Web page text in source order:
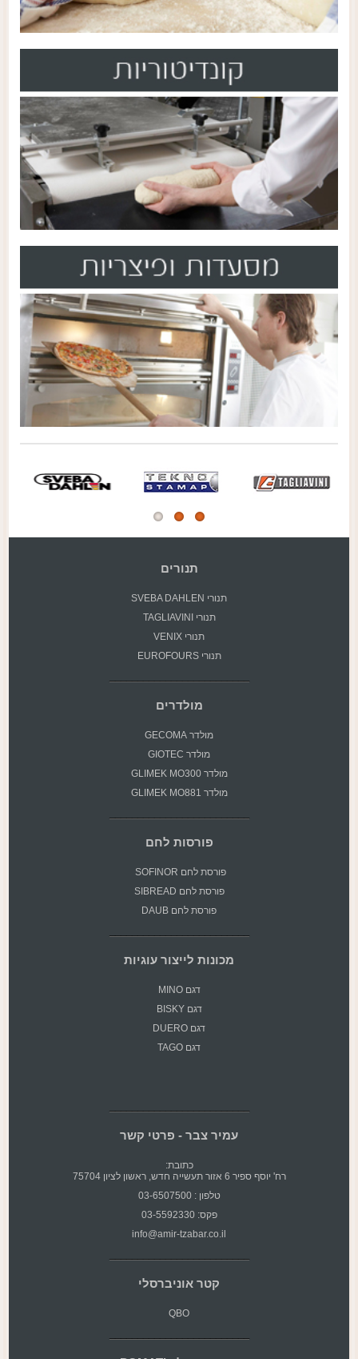
תנורים
תנורי SVEBA DAHLEN
תנורי TAGLIAVINI
תנורי VENIX
תנורי EUROFOURS
מולדרים
מולדר GECOMA
מולדר GIOTEC
מולדר GLIMEK MO300
מולדר GLIMEK MO881
פורסות לחם
פורסת לחם SOFINOR
פורסת לחם SIBREAD
פורסת לחם DAUB
מכונות לייצור עוגיות
דגם MINO
דגם BISKY
דגם DUERO
דגם TAGO
עמיר צבר - פרטי קשר
כתובת:
רח' יוסף ספיר 6 אזור תעשייה חדש, ראשון לציון 75704
טלפון : 03-6507500
פקס: 03-5592330
info@amir-tzabar.co.il
קטר אוניברסלי
QBO